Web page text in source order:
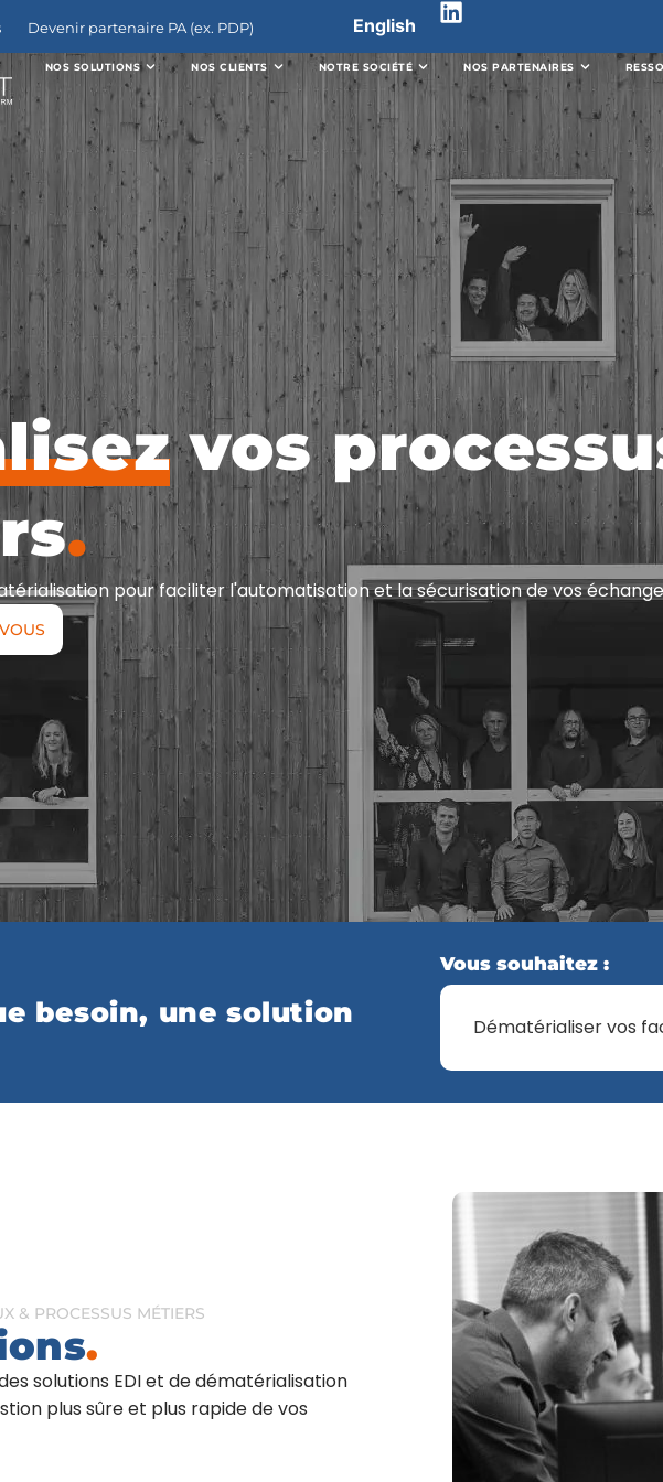
Devenir partenaire PA (ex. PDP) English
NOS SOLUTIONS NOS CLIENTS NOTRE SOCIÉTÉ NOS PARTENAIRES
vos
.
pour faciliter l'automatisation et la sécurisation de vos
besoin, une solution
Vous souhaitez :
Dématérialiser vos
& PROCESSUS MÉTIERS
.
solutions EDI et de dématérialisation
plus sûre et plus rapide de vos